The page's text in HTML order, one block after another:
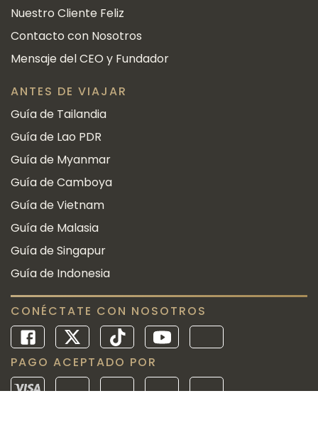
Nuestro Cliente Feliz
Contacto con Nosotros
Mensaje del CEO y Fundador
ANTES DE VIAJAR
Guía de Tailandia
Guía de Lao PDR
Guía de Myanmar
Guía de Camboya
Guía de Vietnam
Guía de Malasia
Guía de Singapur
Guía de Indonesia
CONÉCTATE CON NOSOTROS
PAGO ACEPTADO POR